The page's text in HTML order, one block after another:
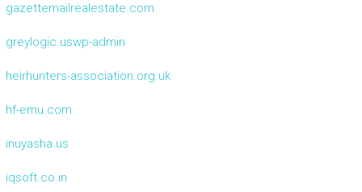
gazettemailrealestate.com
greylogic.uswp-admin
heirhunters-association.org.uk
hf-emu.com
inuyasha.us
iqsoft.co.in